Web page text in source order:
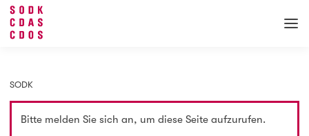
SODK
Bitte melden Sie sich an, um diese Seite aufzurufen.